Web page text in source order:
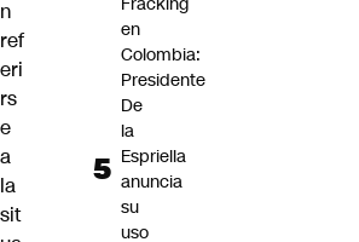
n
ref
eri
rs
e
a
la
sit
en
Colombia:
Presidente
De
la
Espriella
anuncia
su
uso